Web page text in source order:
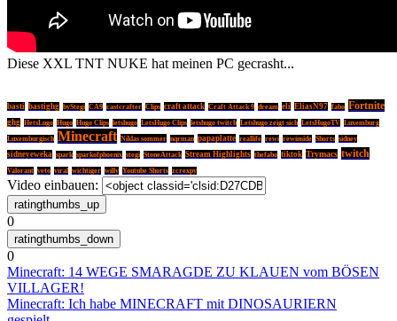
Diese XXL TNT NUKE hat meinen PC gecrasht...
basti bastighg byStegi CA9 castcrafter Clips craft attack Craft Attack 9 dream eli EliasN97 fabo Fortnite
ghg HetsLugo Hugo Hugo Clips letshugo LetsHugo Clips letshugo twitch Letshugo zeigt sich LetsHugoTV Luxemburg
Luxemburgisch Minecraft Niklas sommer nqrman papaplatte reallife rewi rewinside Shorts sidney
sidneyeweka spark sparkofphoenix stegi StoneAttack Stream Highlights thefabo tiktok Trymacs twitch
Valorant veto viral wichtiger willy Youtube Shorts zcrexpy
Video einbauen:
0
0
Minecraft: 14 WEGE SMARAGDE ZU KLAUEN vom BÖSEN
VILLAGER!
Minecraft: Ich habe MINECRAFT mit DINOSAURIERN